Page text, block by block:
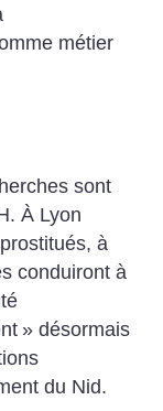
métier
sont
À Lyon
à
conduiront à
» désormais
du Nid.